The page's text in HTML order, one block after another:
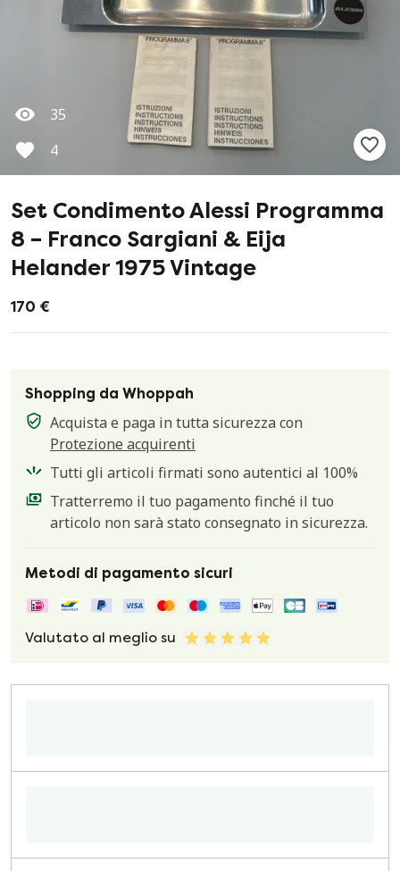
35
4
Set Condimento Alessi Programma
8 – Franco Sargiani & Eija
Helander 1975 Vintage
170 €
Shopping da Whoppah
Acquista e paga in tutta sicurezza con
Protezione acquirenti
Tutti gli articoli firmati sono autentici al 100%
Tratterremo il tuo pagamento finché il tuo
articolo non sarà stato consegnato in sicurezza.
Metodi di pagamento sicuri
Valutato al meglio su